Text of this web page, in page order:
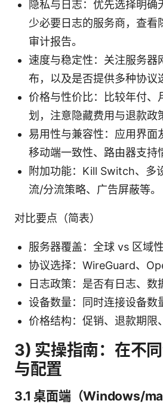
隐私与日志：优先选择明确
少必要日志的服务商，查看
审计报告。
速度与稳定性：关注服务器
布，以及是否提供多种协议
价格与性价比：比较年付、
划，注意隐藏费用与退款政
易用性与兼容性：应用界面
移动端一致性、路由器支持
附加功能：Kill Switch、多
流/分流策略、广告屏蔽等。
对比要点（简表）
服务器覆盖：全球 vs 区域性
协议选择：WireGuard、
日志政策：是否有日志、数
设备数量：同时连接设备数
价格结构：促销、退款期限
3) 实操指南：在不
与配置
3.1 桌面端（Windows/